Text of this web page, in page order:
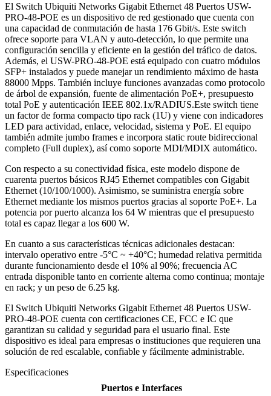
El Switch Ubiquiti Networks Gigabit Ethernet 48 Puertos USW-
PRO-48-POE es un dispositivo de red gestionado que cuenta con
una capacidad de conmutación de hasta 176 Gbit/s. Este switch
ofrece soporte para VLAN y auto-detección, lo que permite una
configuración sencilla y eficiente en la gestión del tráfico de datos.
Además, el USW-PRO-48-POE está equipado con cuatro módulos
SFP+ instalados y puede manejar un rendimiento máximo de hasta
88000 Mpps. También incluye funciones avanzadas como protocolo
de árbol de expansión, fuente de alimentación PoE+, presupuesto
total PoE y autenticación IEEE 802.1x/RADIUS.Este switch tiene
un factor de forma compacto tipo rack (1U) y viene con indicadores
LED para actividad, enlace, velocidad, sistema y PoE. El equipo
también admite jumbo frames e incorpora static route bidireccional
completo (Full duplex), así como soporte MDI/MDIX automático.
Con respecto a su conectividad física, este modelo dispone de
cuarenta puertos básicos RJ45 Ethernet compatibles con Gigabit
Ethernet (10/100/1000). Asimismo, se suministra energía sobre
Ethernet mediante los mismos puertos gracias al soporte PoE+. La
potencia por puerto alcanza los 64 W mientras que el presupuesto
total es capaz llegar a los 600 W.
En cuanto a sus características técnicas adicionales destacan:
intervalo operativo entre -5°C ~ +40°C; humedad relativa permitida
durante funcionamiento desde el 10% al 90%; frecuencia AC
entrada disponible tanto en corriente alterna como continua; montaje
en rack; y un peso de 6.25 kg.
El Switch Ubiquiti Networks Gigabit Ethernet 48 Puertos USW-
PRO-48-POE cuenta con certificaciones CE, FCC e IC que
garantizan su calidad y seguridad para el usuario final. Este
dispositivo es ideal para empresas o instituciones que requieren una
solución de red escalable, confiable y fácilmente administrable.
Especificaciones
Puertos e Interfaces